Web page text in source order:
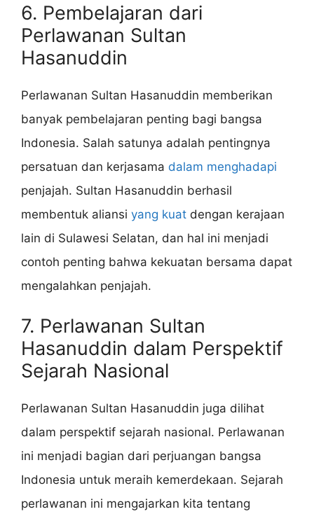
6. Pembelajaran dari
Perlawanan Sultan
Hasanuddin
Perlawanan Sultan Hasanuddin memberikan
banyak pembelajaran penting bagi bangsa
Indonesia. Salah satunya adalah pentingnya
persatuan dan kerjasama dalam menghadapi
penjajah. Sultan Hasanuddin berhasil
membentuk aliansi yang kuat dengan kerajaan
lain di Sulawesi Selatan, dan hal ini menjadi
contoh penting bahwa kekuatan bersama dapat
mengalahkan penjajah.
7. Perlawanan Sultan
Hasanuddin dalam Perspektif
Sejarah Nasional
Perlawanan Sultan Hasanuddin juga dilihat
dalam perspektif sejarah nasional. Perlawanan
ini menjadi bagian dari perjuangan bangsa
Indonesia untuk meraih kemerdekaan. Sejarah
perlawanan ini mengajarkan kita tentang